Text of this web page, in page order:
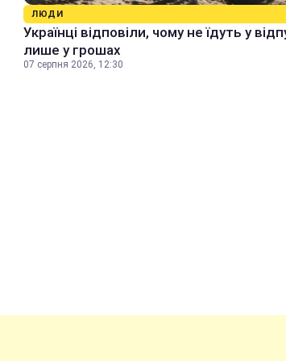
ЛЮДИ
Українці відповіли, чому не їдуть у
лише у грошах
07 серпня 2026, 12:30